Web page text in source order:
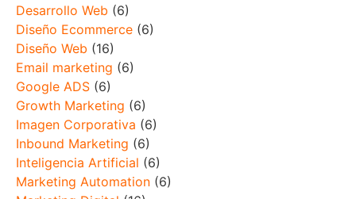
Desarrollo Web (6)
Diseño Ecommerce (6)
Diseño Web (16)
Email marketing (6)
Google ADS (6)
Growth Marketing (6)
Imagen Corporativa (6)
Inbound Marketing (6)
Inteligencia Artificial (6)
Marketing Automation (6)